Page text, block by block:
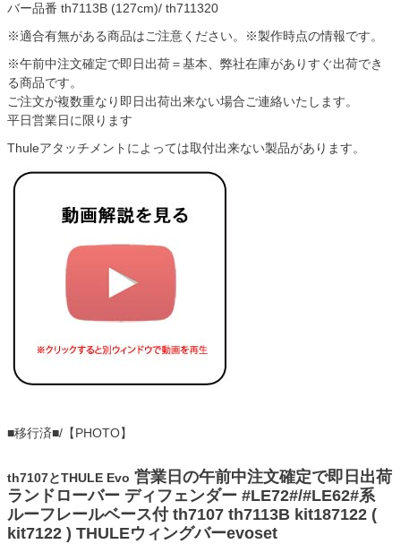
バー品番 th7113B (127cm)/ th711320
※適合有無がある商品はご注意ください。※製作時点の情報です。
※午前中注文確定で即日出荷＝基本、弊社在庫がありすぐ出荷でき
る商品です。
ご注文が複数重なり即日出荷出来ない場合ご連絡いたします。
平日営業日に限ります
Thuleアタッチメントによっては取付出来ない製品があります。
■移行済■/【PHOTO】
th7107とTHULE Evo 営業日の午前中注文確定で即日出荷
ランドローバー ディフェンダー #LE72#/#LE62#系
ルーフレールベース付 th7107 th7113B kit187122 (
kit7122 ) THULEウィングバーevoset